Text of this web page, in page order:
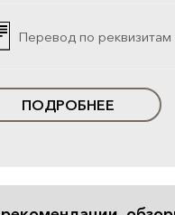
Перевод по реквизитам
ПОДРОБНЕЕ